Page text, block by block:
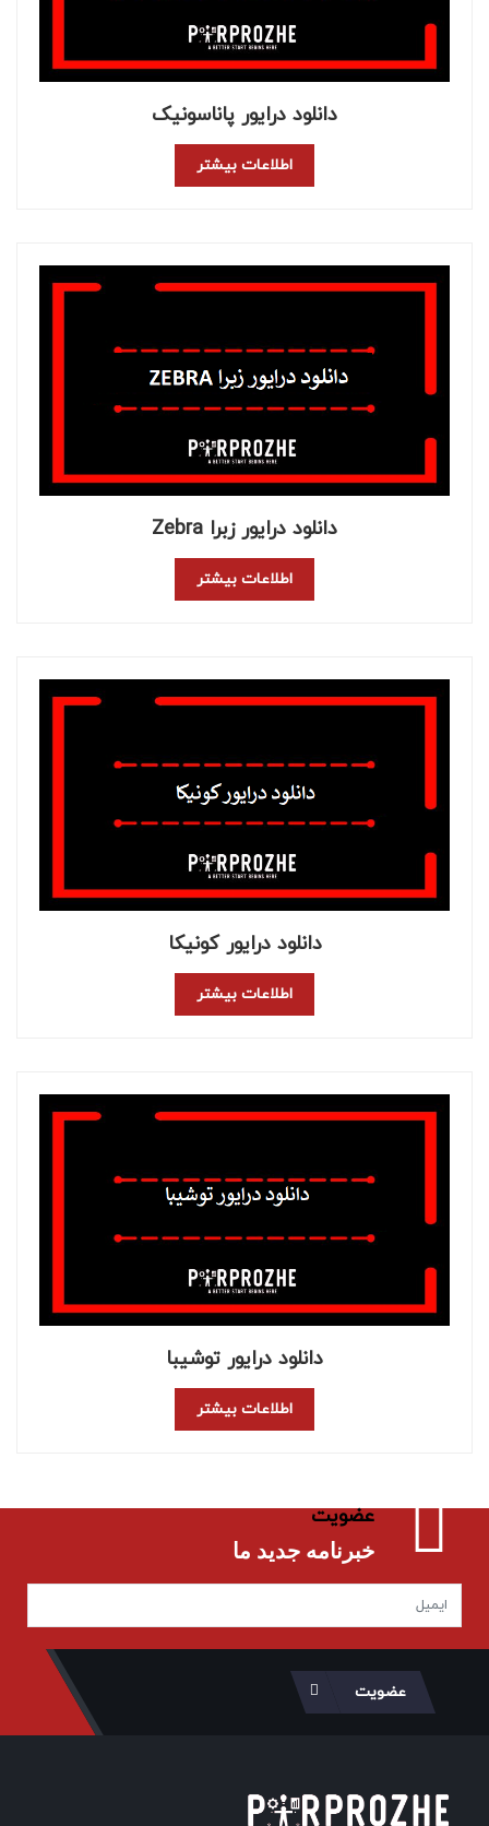
دانلود درایور پاناسونیک
اطلاعات بیشتر
دانلود درایور زبرا Zebra
اطلاعات بیشتر
دانلود درایور کونیکا
اطلاعات بیشتر
دانلود درایور توشیبا
اطلاعات بیشتر
عضویت
خبرنامه جدید ما
عضویت